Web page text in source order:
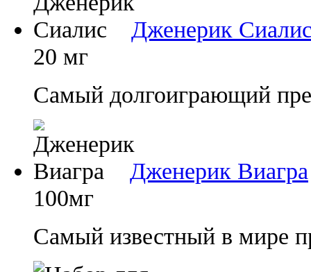
Дженерик
20 мг
Самый долгоиграющий
Дженерик Виагра
100мг
Самый известный в мире